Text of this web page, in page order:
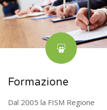
Formazione
Dal 2005 la FISM Regione